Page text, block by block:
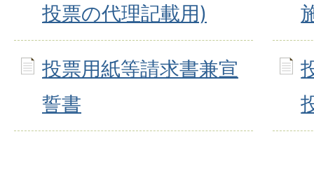
投票の代理記載用)
投票用紙等請求書兼宣
誓書